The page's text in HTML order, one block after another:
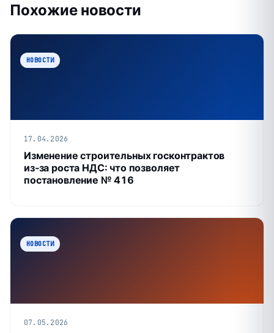
Похожие новости
НОВОСТИ
17.04.2026
Изменение строительных госконтрактов
из‑за роста НДС: что позволяет
постановление № 416
НОВОСТИ
07.05.2026